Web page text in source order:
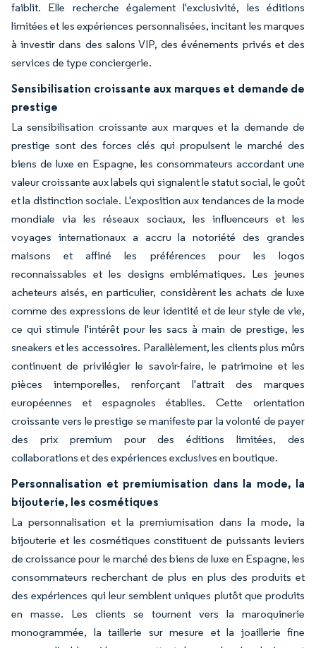
faiblit. Elle recherche également l'exclusivité, les éditions
limitées et les expériences personnalisées, incitant les marques
à investir dans des salons VIP, des événements privés et des
services de type conciergerie.
Sensibilisation croissante aux marques et demande de
prestige
La sensibilisation croissante aux marques et la demande de
prestige sont des forces clés qui propulsent le marché des
biens de luxe en Espagne, les consommateurs accordant une
valeur croissante aux labels qui signalent le statut social, le goût
et la distinction sociale. L'exposition aux tendances de la mode
mondiale via les réseaux sociaux, les influenceurs et les
voyages internationaux a accru la notoriété des grandes
maisons et affiné les préférences pour les logos
reconnaissables et les designs emblématiques. Les jeunes
acheteurs aisés, en particulier, considèrent les achats de luxe
comme des expressions de leur identité et de leur style de vie,
ce qui stimule l'intérêt pour les sacs à main de prestige, les
sneakers et les accessoires. Parallèlement, les clients plus mûrs
continuent de privilégier le savoir-faire, le patrimoine et les
pièces intemporelles, renforçant l'attrait des marques
européennes et espagnoles établies. Cette orientation
croissante vers le prestige se manifeste par la volonté de payer
des prix premium pour des éditions limitées, des
collaborations et des expériences exclusives en boutique.
Personnalisation et premiumisation dans la mode, la
bijouterie, les cosmétiques
La personnalisation et la premiumisation dans la mode, la
bijouterie et les cosmétiques constituent de puissants leviers
de croissance pour le marché des biens de luxe en Espagne, les
consommateurs recherchant de plus en plus des produits et
des expériences qui leur semblent uniques plutôt que produits
en masse. Les clients se tournent vers la maroquinerie
monogrammée, la taillerie sur mesure et la joaillerie fine